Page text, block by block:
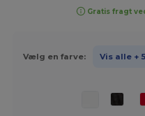
Gratis fragt
Vælg en farve: Vis alle + 5